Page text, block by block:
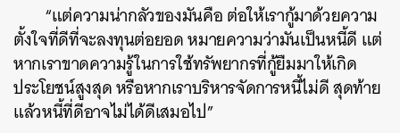
“แต่ความน่ากลัวของมันคือ ต่อให้เรากู้มาด้วยความ
ตั้งใจที่ดีที่จะลงทุนต่อยอด หมายความว่ามันเป็นหนี้ดี แต่
หากเราขาดความรู้ในการใช้ทรัพยากรที่กู้ยืมมาให้เกิด
ประโยชน์สูงสุด หรือหากเราบริหารจัดการหนี้ไม่ดี สุดท้าย
แล้วหนี้ที่ดีอาจไม่ได้ดีเสมอไป”